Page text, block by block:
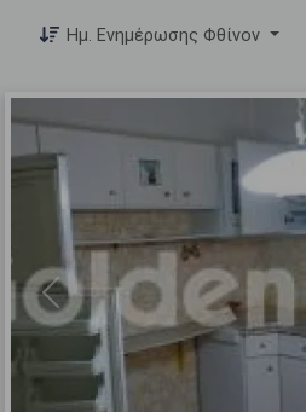
Ημ. Ενημέρωσης Φθίνον
Previous